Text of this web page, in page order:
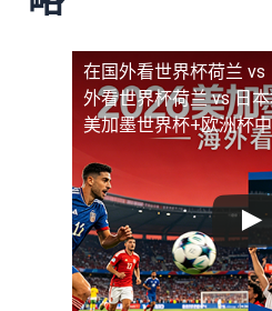
在国外看世界杯荷兰 vs
外看世界杯荷兰 vs 日
美加墨世界杯+欧洲杯